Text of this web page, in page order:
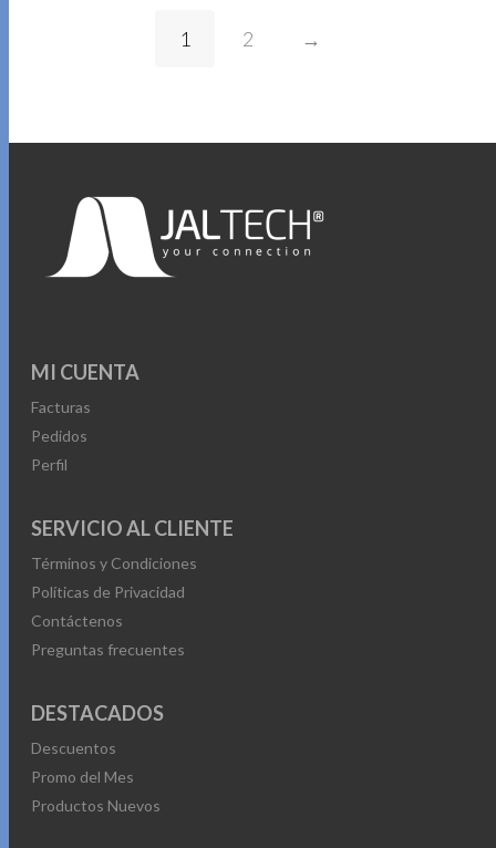
1 2 →
MI CUENTA
Facturas
Pedidos
Perfil
SERVICIO AL CLIENTE
Términos y Condiciones
Políticas de Privacidad
Contáctenos
Preguntas frecuentes
DESTACADOS
Descuentos
Promo del Mes
Productos Nuevos